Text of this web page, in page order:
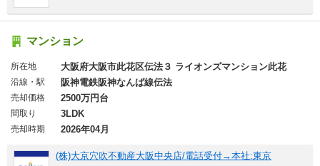
マンション
所在地 大阪府大阪市此花区伝法３ ライオンズマンション此花
沿線・駅 阪神電鉄阪神なんば線伝法
売却価格 2500万円台
間取り 3LDK
売却時期 2026年04月
(株)大京穴吹不動産大阪中央店/電話受付→本社:東京